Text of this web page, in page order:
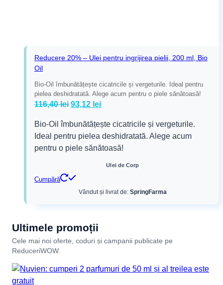
Reducere 20% – Ulei pentru ingrijirea pielii, 200 ml, Bio
Oil
Bio-Oil îmbunătățește cicatricile și vergeturile. Ideal pentru
pielea deshidratată. Alege acum pentru o piele sănătoasă!
116,40lei Prețul
a
fost:
116,40 lei.
93,12 leiPrețul
este:
93,12 lei.
Bio-Oil îmbunătățește cicatricile și vergeturile.
Ideal pentru pielea deshidratată. Alege acum
pentru o piele sănătoasă!
Ulei de Corp
Cumpără
Vândut și livrat de: SpringFarma
Ultimele promoții
Cele mai noi oferte, coduri și campanii publicate pe
ReduceriWOW.